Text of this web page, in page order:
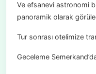
Ve efsanevi astronomi
panoramik olarak
Tur sonrası otelimize
Geceleme